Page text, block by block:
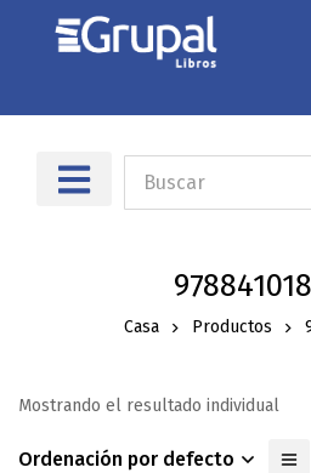
Casa Productos
Mostrando el resultado individual
Ordenación por defecto